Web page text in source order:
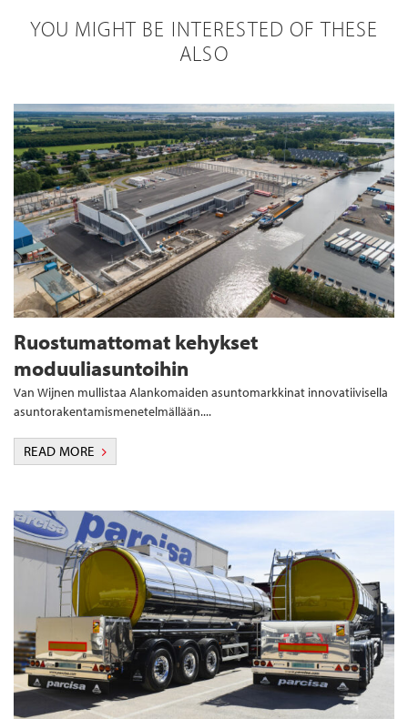
YOU MIGHT BE INTERESTED OF THESE
ALSO
Ruostumattomat kehykset
moduuliasuntoihin
Van Wijnen mullistaa Alankomaiden asuntomarkkinat innovatiivisella
asuntorakentamismenetelmällään....
READ MORE